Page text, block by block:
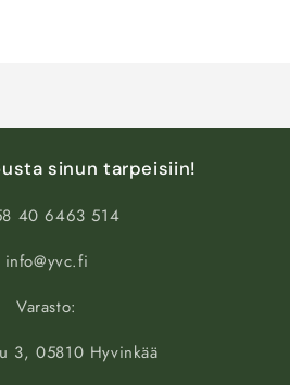
sinun tarpeisiin!
40 6463 514
info@yvc.fi
Varasto:
3, 05810 Hyvinkää